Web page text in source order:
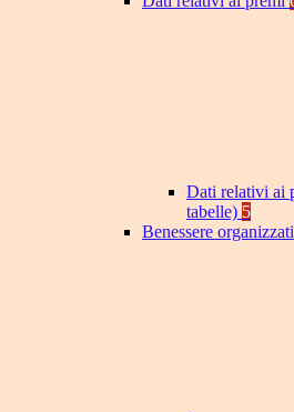
Dati relativi ai
tabelle) 5
Benessere